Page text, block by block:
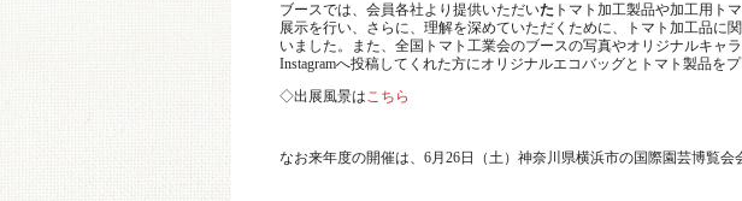
ブースでは、会員各社より提供いただいた トマト加工製品や加工用ト
展示を行い、さらに、理解を深めていただくために、トマト加工品に
いました。また、全国トマト工業会のブースの写真やオリジナルキャ
Instagramへ投稿してくれた方にオリジナルエコバッグとトマト製品をプ
◇出展風景は こちら
なお来年度の開催は、6月26日（土）神奈川県横浜市の国際園芸博覧会